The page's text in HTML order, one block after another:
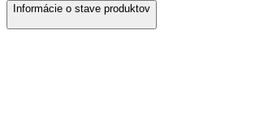
Informácie o stave produktov